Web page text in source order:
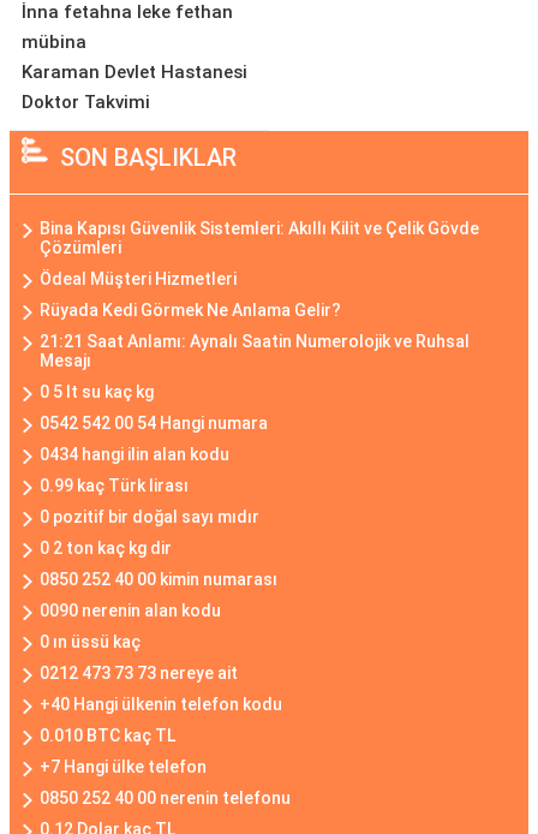
İnna fetahna leke fethan
mübina
Karaman Devlet Hastanesi
Doktor Takvimi
SON BAŞLIKLAR
Bina Kapısı Güvenlik Sistemleri: Akıllı Kilit ve Çelik Gövde
Çözümleri
Ödeal Müşteri Hizmetleri
Rüyada Kedi Görmek Ne Anlama Gelir?
21:21 Saat Anlamı: Aynalı Saatin Numerolojik ve Ruhsal
Mesajı
0 5 lt su kaç kg
0542 542 00 54 Hangi numara
0434 hangi ilin alan kodu
0.99 kaç Türk lirası
0 pozitif bir doğal sayı mıdır
0 2 ton kaç kg dir
0850 252 40 00 kimin numarası
0090 nerenin alan kodu
0 ın üssü kaç
0212 473 73 73 nereye ait
+40 Hangi ülkenin telefon kodu
0.010 BTC kaç TL
+7 Hangi ülke telefon
0850 252 40 00 nerenin telefonu
0.12 Dolar kaç TL